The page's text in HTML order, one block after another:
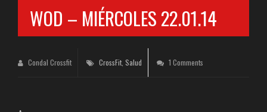
WOD – MIÉRCOLES 22.01.14
Condal Crossfit CrossFit Salud 1 Comments